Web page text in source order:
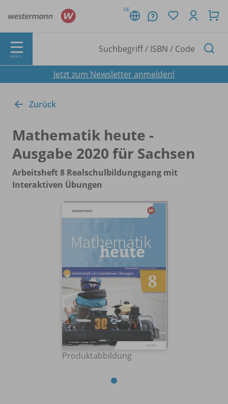
DE
MENÜ
Jetzt zum Newsletter anmelden!
Zurück
Mathematik heute -
Ausgabe 2020 für Sachsen
Arbeitsheft 8 Realschulbildungsgang mit
Interaktiven Übungen
Produktabbildung